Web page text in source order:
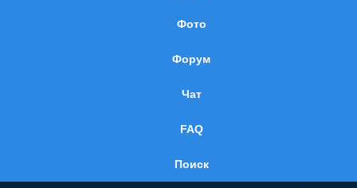
Фото
Форум
Чат
FAQ
Поиск